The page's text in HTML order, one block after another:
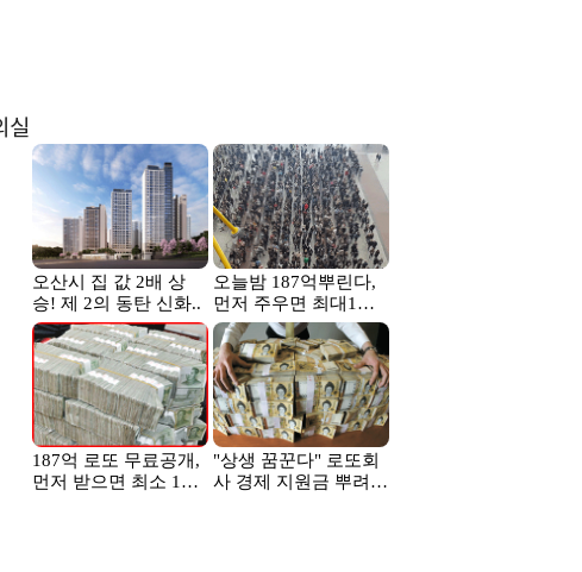
실